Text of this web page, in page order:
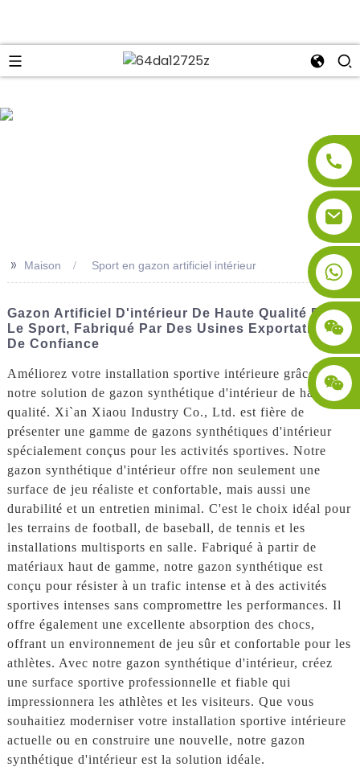
>> Maison Sport en gazon artificiel intérieur
Gazon Artificiel D'intérieur De Haute Qualité Pour
Le Sport, Fabriqué Par Des Usines Exportatrices
De Confiance
Améliorez votre installation sportive intérieure grâce à
notre solution de gazon synthétique d'intérieur de haute
qualité. Xi`an Xiaou Industry Co., Ltd. est fière de
présenter une gamme de gazons synthétiques d'intérieur
spécialement conçus pour les activités sportives. Notre
gazon synthétique d'intérieur offre non seulement une
surface de jeu réaliste et confortable, mais aussi une
durabilité et un entretien minimal. C'est le choix idéal pour
les terrains de football, de baseball, de tennis et les
installations multisports en salle. Fabriqué à partir de
matériaux haut de gamme, notre gazon synthétique est
conçu pour résister à un trafic intense et à des activités
sportives intenses sans compromettre les performances. Il
offre également une excellente absorption des chocs,
offrant un environnement de jeu sûr et confortable pour les
athlètes. Avec notre gazon synthétique d'intérieur, créez
une surface sportive professionnelle et fiable qui
impressionnera les athlètes et les visiteurs. Que vous
souhaitiez moderniser votre installation sportive intérieure
actuelle ou en construire une nouvelle, notre gazon
synthétique d'intérieur est la solution idéale.